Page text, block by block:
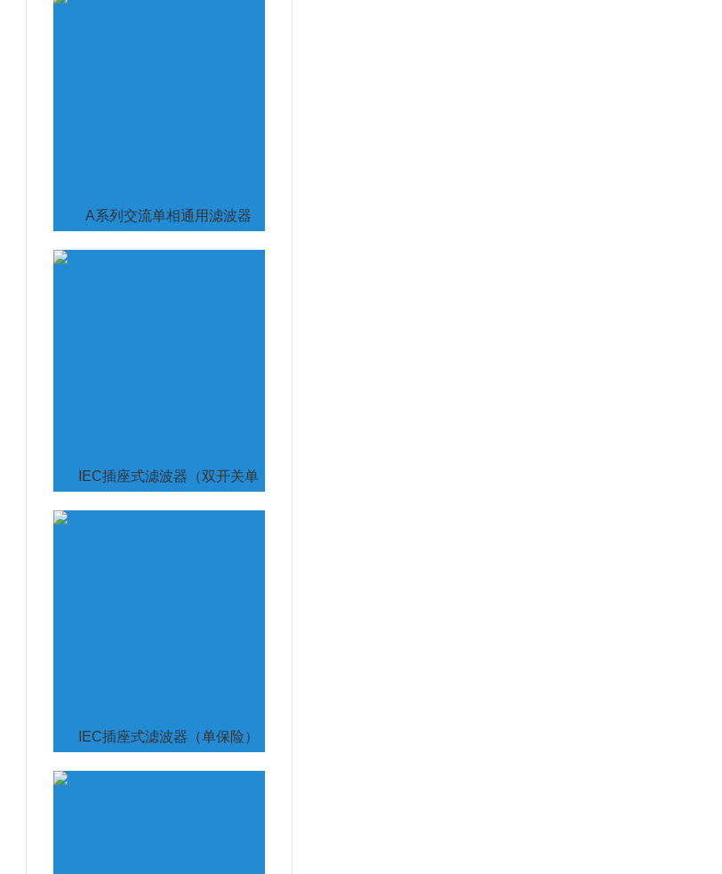
A系列交流单相通用滤波器
IEC插座式滤波器（双开关单
IEC插座式滤波器（单保险）